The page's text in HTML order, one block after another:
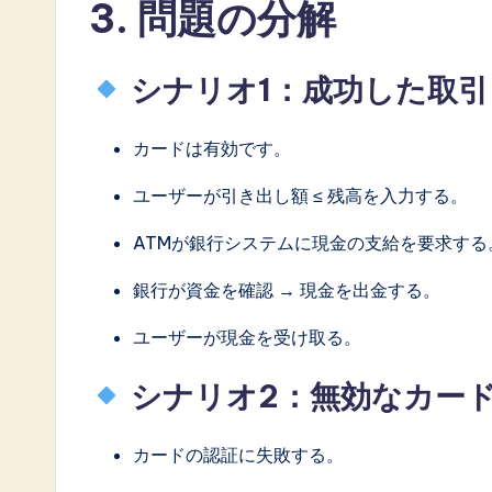
3. 問題の分解
シナリオ1：成功した取引
カードは有効です。
ユーザーが引き出し額 ≤ 残高を入力する。
ATMが銀行システムに現金の支給を要求する
銀行が資金を確認 → 現金を出金する。
ユーザーが現金を受け取る。
シナリオ2：無効なカー
カードの認証に失敗する。